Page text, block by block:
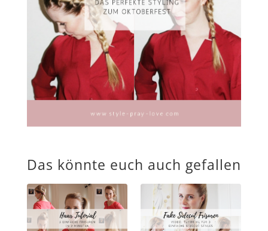
Das könnte euch auch gefallen